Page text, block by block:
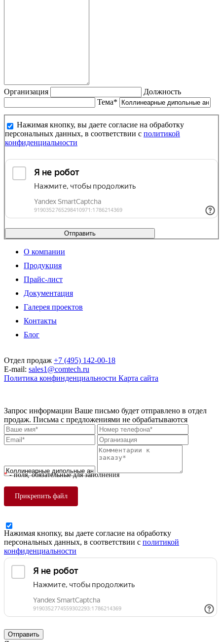
Организация
Должность
Тема*
Нажимая кнопку, вы даете согласие на обработку
персональных данных, в соответствии с политикой
конфиденциальности
Отправить
О компании
Продукция
Прайс-лист
Документация
Галерея проектов
Контакты
Блог
Отдел продаж +7 (495) 142-00-18
E-mail: sales1@comtech.ru
Политика конфинденциальности Карта сайта
Запрос информации Ваше письмо будет отправлено в отдел
продаж. Письма с предложениями не обрабатываются
*- поля, обязательные для заполнения
Прикрепить файл
Нажимая кнопку, вы даете согласие на обработку
персональных данных, в соответствии с политикой
конфиденциальности
Отправить